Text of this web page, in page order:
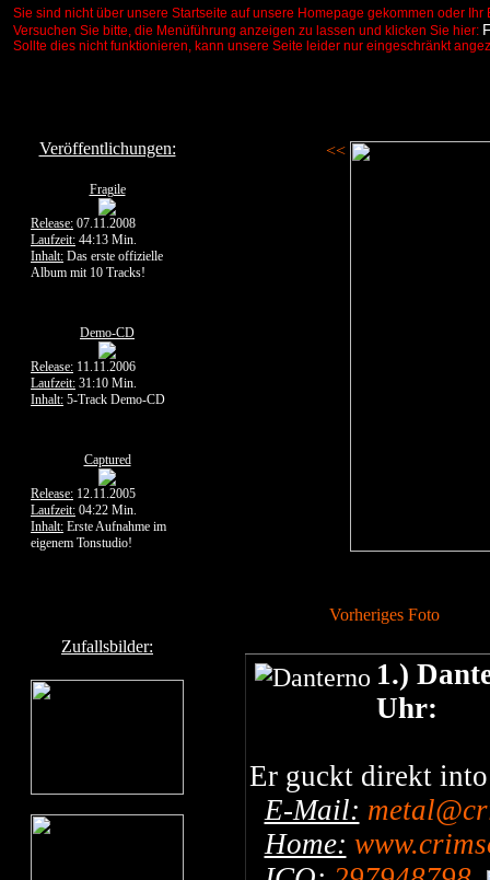
Sie sind nicht über unsere Startseite auf unsere Homepage gekommen oder
Versuchen Sie bitte, die Menüführung anzeigen zu lassen und klicken Sie hier:
Sollte dies nicht funktionieren, kann unsere Seite leider nur eingeschränkt
Veröffentlichungen:
Fragile
Release: 07.11.2008
Laufzeit: 44:13 Min.
Inhalt: Das erste offizielle
Album mit 10 Tracks!
Demo-CD
Release: 11.11.2006
Laufzeit: 31:10 Min.
Inhalt: 5-Track Demo-CD
Captured
Release: 12.11.2005
Laufzeit: 04:22 Min.
Inhalt: Erste Aufnahme im
eigenem Tonstudio!
Zufallsbilder:
<<
Vorheriges Foto
1.)
Uhr:
Er guckt direkt
E-Mail:
Home: